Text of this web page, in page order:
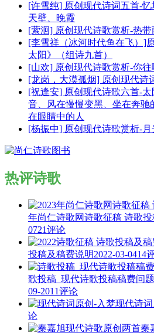
[许雪纯] 原创现代诗词五首-忆
天壁、晚霞
[萦洄] 原创现代诗歌赏析-热带
[李雪祥（冰河时代鱼在飞）]
太阳》（组诗九首）
[山欢] 原创现代诗歌赏析-你往
[龙岗，大漠孤烟] 原创现代诗
[祝逢安] 原创现代诗歌六首-
音、风在慢慢变黑、坐在奔驰
在眼睛中的人
[杨振中] 原创现代诗歌赏析-
热评诗歌
年尚仁诗歌网诗歌征稿 诗歌
0721评论
投稿及稿费说明2022-03-0414
歌投稿_现代诗歌投稿稿费问
09-2011评论
现代诗
论
秦